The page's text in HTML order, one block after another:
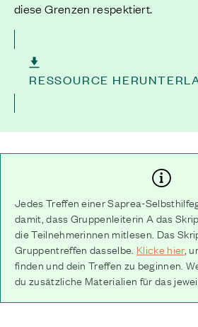
diese Grenzen respektiert.
RESSOURCE
Jedes Treffen einer Saprea-
damit, dass Gruppenleiterin A das
die Teilnehmerinnen mitlesen. Das
Gruppentreffen dasselbe. Klicke hier,
finden und dein Treffen zu beginnen.
du zusätzliche Materialien für das